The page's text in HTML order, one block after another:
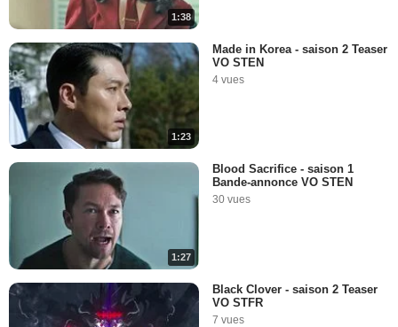
1:38
1:23
Made in Korea - saison 2 Teaser
VO STEN
4 vues
1:27
Blood Sacrifice - saison 1
Bande-annonce VO STEN
30 vues
Black Clover - saison 2 Teaser
VO STFR
7 vues